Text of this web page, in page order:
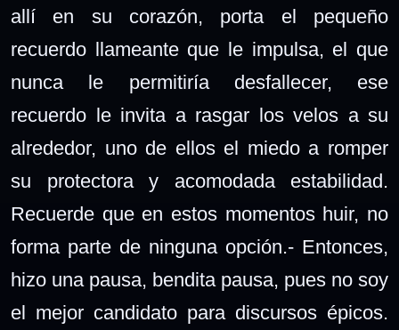
allí en su corazón, porta el pequeño
recuerdo llameante que le impulsa, el que
nunca le permitiría desfallecer, ese
recuerdo le invita a rasgar los velos a su
alrededor, uno de ellos el miedo a romper
su protectora y acomodada estabilidad.
Recuerde que en estos momentos huir, no
forma parte de ninguna opción.- Entonces,
hizo una pausa, bendita pausa, pues no soy
el mejor candidato para discursos épicos.